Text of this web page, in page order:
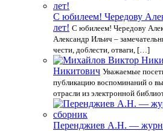
С юбилеем! Чередову
лет! С юбилеем! Чередову
Александр Ильич –
чести, доблести, отваги, […]
Никитович Уважаемые
публикацию воспоминаний о
отрасли из электронной
Перенджиев А.Н. —